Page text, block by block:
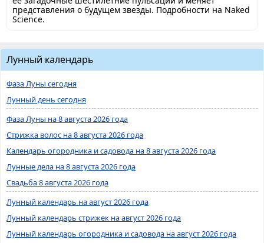
представления о будущем звезды. Подробности на Naked
Science.
Лунный календарь
Фаза Луны сегодня
Лунный день сегодня
Фаза Луны на 8 августа 2026 года
Стрижка волос на 8 августа 2026 года
Календарь огородника и садовода на 8 августа 2026 года
Лунные дела на 8 августа 2026 года
Свадьба 8 августа 2026 года
Лунный календарь на август 2026 года
Лунный календарь стрижек на август 2026 года
Лунный календарь огородника и садовода на август 2026 года